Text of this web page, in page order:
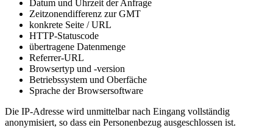
Datum und Uhrzeit der Anfrage
Zeitzonendifferenz zur GMT
konkrete Seite / URL
HTTP-Statuscode
übertragene Datenmenge
Referrer-URL
Browsertyp und -version
Betriebssystem und Oberfäche
Sprache der Browsersoftware
Die IP-Adresse wird unmittelbar nach Eingang vollständig
anonymisiert, so dass ein Personenbezug ausgeschlossen ist.